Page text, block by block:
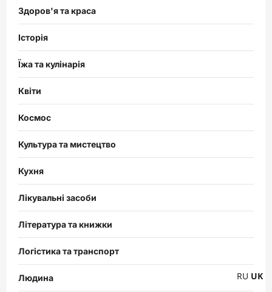
Здоров'я та краса
Історія
Їжа та кулінарія
Квіти
Космос
Культура та мистецтво
Кухня
Лікувальні засоби
Література та книжки
Логістика та транспорт
Людина RU UK